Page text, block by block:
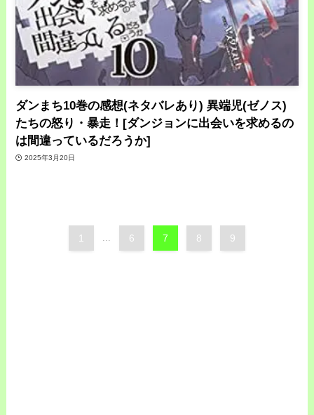
ダンまち10巻の感想(ネタバレあり) 異端児(ゼノス)
たちの怒り・暴走！[ダンジョンに出会いを求めるの
は間違っているだろうか]
2025年3月20日
1 6 7 8 9